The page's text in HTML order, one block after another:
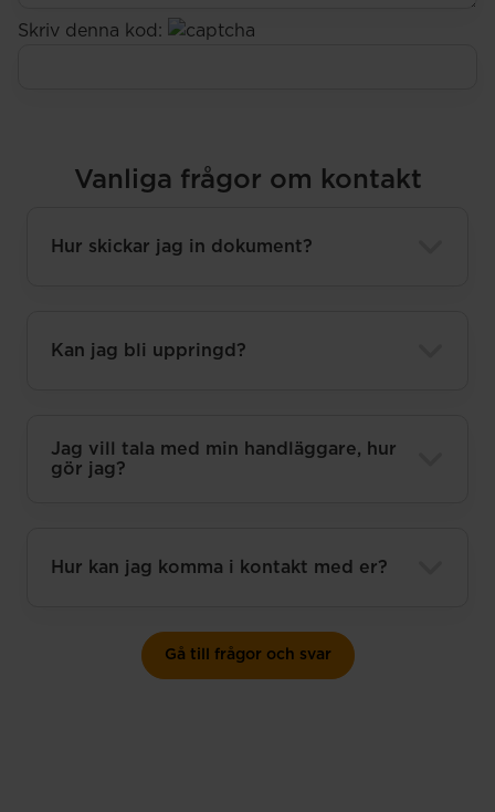
Skriv denna kod:
Vanliga frågor om kontakt
Hur skickar jag in dokument?
Kan jag bli uppringd?
Jag vill tala med min handläggare, hur
gör jag?
Hur kan jag komma i kontakt med er?
Gå till frågor och svar